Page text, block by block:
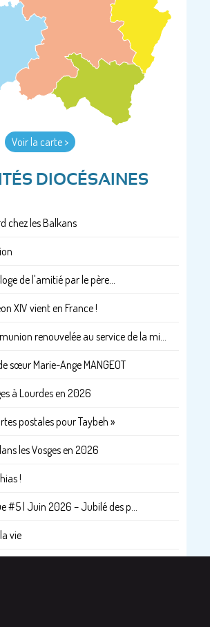
Voir la carte >
DIOCÉSAINES
chez les Balkans
de l'amitié par le père...
XIV vient en France !
renouvelée au service de la mi...
sœur Marie-Ange MANGEOT
à Lourdes en 2026
postales pour Taybeh »
les Vosges en 2026
!
#5 | Juin 2026 – Jubilé des p...
vie